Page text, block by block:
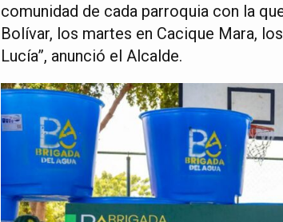
comunidad de cada parroquia con la
Bolívar, los martes en Cacique Mara,
Lucía”, anunció el Alcalde.